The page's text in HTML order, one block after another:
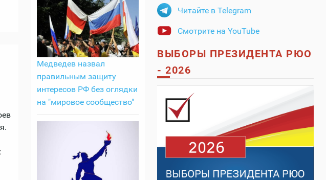
Медведев назвал
правильным защиту
интересов РФ без оглядки
на "мировое сообщество"
Читайте в Telegram
Смотрите на YouTube
ВЫБОРЫ ПРЕЗИДЕНТА РЮО
- 2026